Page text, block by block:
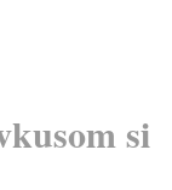
si